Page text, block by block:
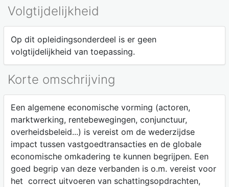
Volgtijdelijkheid
Op dit opleidingsonderdeel is er geen
volgtijdelijkheid van toepassing.
Korte omschrijving
Een algemene economische vorming (actoren,
marktwerking, rentebewegingen, conjunctuur,
overheidsbeleid...) is vereist om de wederzijdse
impact tussen vastgoedtransacties en de globale
economische omkadering te kunnen begrijpen. Een
goed begrip van deze verbanden is o.m. vereist voor
het correct uitvoeren van schattingsopdrachten,